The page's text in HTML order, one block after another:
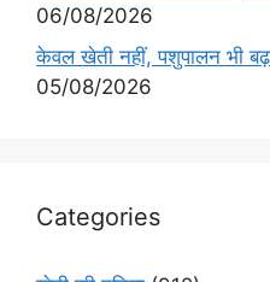
06/08/2026
केवल खेती नहीं, पशुपालन भी
05/08/2026
Categories